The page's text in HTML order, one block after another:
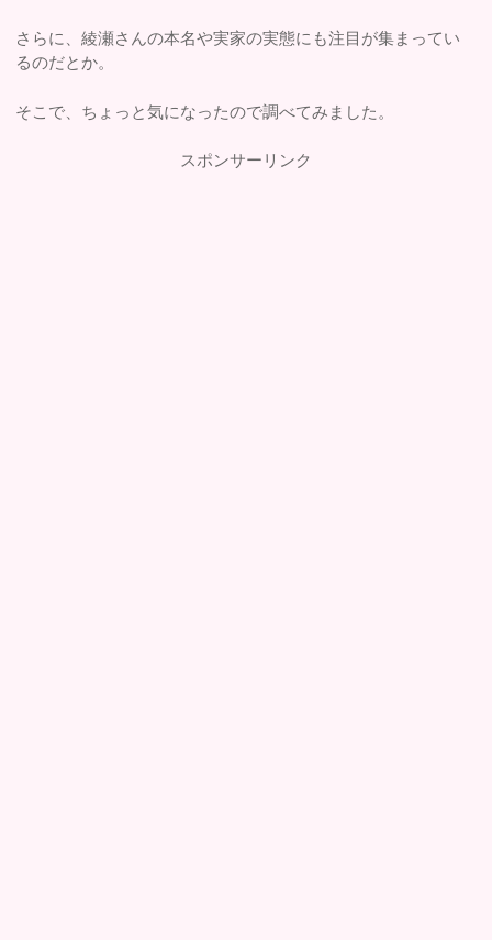
さらに、綾瀬さんの本名や実家の実態にも注目が集まってい
るのだとか。
そこで、ちょっと気になったので調べてみました。
スポンサーリンク